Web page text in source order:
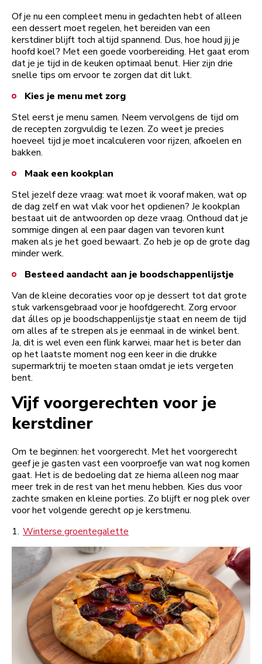
Of je nu een compleet menu in gedachten hebt of alleen
een dessert moet regelen, het bereiden van een
kerstdiner blijft toch altijd spannend. Dus, hoe houd jij je
hoofd koel? Met een goede voorbereiding. Het gaat erom
dat je je tijd in de keuken optimaal benut. Hier zijn drie
snelle tips om ervoor te zorgen dat dit lukt.
Kies je menu met zorg
Stel eerst je menu samen. Neem vervolgens de tijd om
de recepten zorgvuldig te lezen. Zo weet je precies
hoeveel tijd je moet incalculeren voor rijzen, afkoelen en
bakken.
Maak een kookplan
Stel jezelf deze vraag: wat moet ik vooraf maken, wat op
de dag zelf en wat vlak voor het opdienen? Je kookplan
bestaat uit de antwoorden op deze vraag. Onthoud dat je
sommige dingen al een paar dagen van tevoren kunt
maken als je het goed bewaart. Zo heb je op de grote dag
minder werk.
Besteed aandacht aan je boodschappenlijstje
Van de kleine decoraties voor op je dessert tot dat grote
stuk varkensgebraad voor je hoofdgerecht. Zorg ervoor
dat álles op je boodschappenlijstje staat en neem de tijd
om alles af te strepen als je eenmaal in de winkel bent.
Ja, dit is wel even een flink karwei, maar het is beter dan
op het laatste moment nog een keer in die drukke
supermarktrij te moeten staan omdat je iets vergeten
bent.
Vijf voorgerechten voor je
kerstdiner
Om te beginnen: het voorgerecht. Met het voorgerecht
geef je je gasten vast een voorproefje van wat nog komen
gaat. Het is de bedoeling dat ze hierna alleen nog maar
meer trek in de rest van het menu hebben. Kies dus voor
zachte smaken en kleine porties. Zo blijft er nog plek over
voor het volgende gerecht op je kerstmenu.
1. Winterse groentegalette